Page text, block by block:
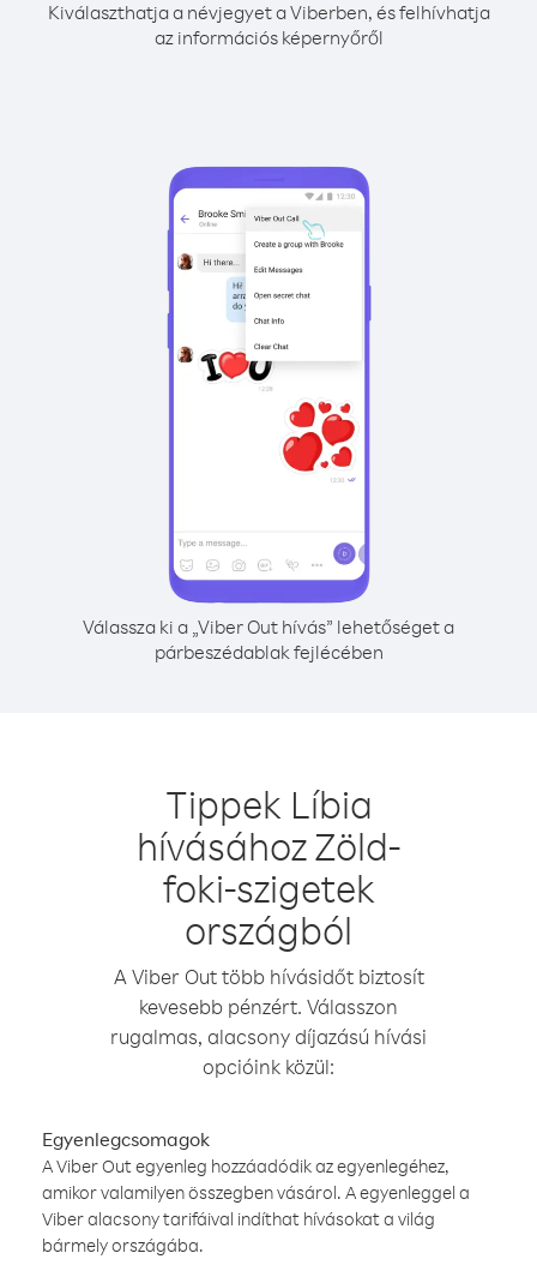
Kiválaszthatja a névjegyet a Viberben, és felhívhatja
az információs képernyőről
Válassza ki a „Viber Out hívás” lehetőséget a
párbeszédablak fejlécében
Tippek Líbia
hívásához Zöld-
foki-szigetek
országból
A Viber Out több hívásidőt biztosít
kevesebb pénzért. Válasszon
rugalmas, alacsony díjazású hívási
opcióink közül:
Egyenlegcsomagok
A Viber Out egyenleg hozzáadódik az egyenlegéhez,
amikor valamilyen összegben vásárol. A egyenleggel a
Viber alacsony tarifáival indíthat hívásokat a világ
bármely országába.